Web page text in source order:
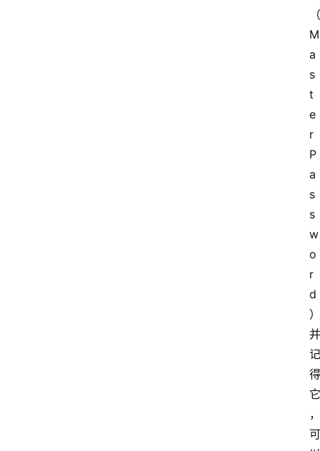
（
M
a
s
t
e
r
P
a
s
s
w
o
r
d
）
并
记
得
它
，
可